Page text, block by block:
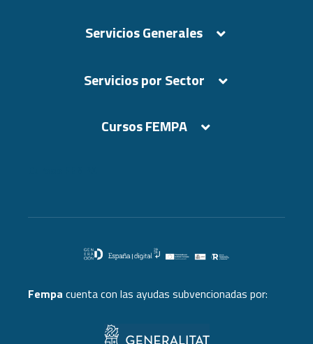
Servicios Generales
Servicios por Sector
Cursos FEMPA
Fempa cuenta con las ayudas subvencionadas por: